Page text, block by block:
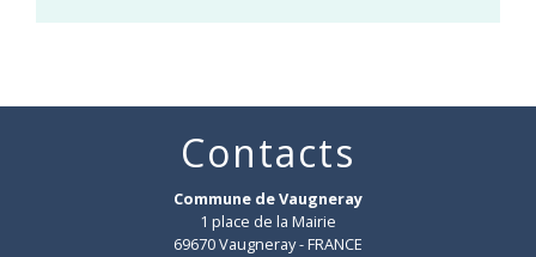
Contacts
Commune de Vaugneray
1 place de la Mairie
69670 Vaugneray - FRANCE